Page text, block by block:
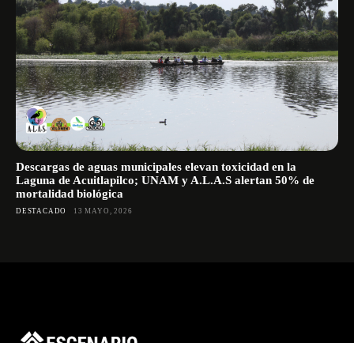
Descargas de aguas municipales elevan toxicidad en la
Laguna de Acuitlapilco; UNAM y A.L.A.S alertan 50% de
mortalidad biológica
DESTACADO 13 MAYO, 2026